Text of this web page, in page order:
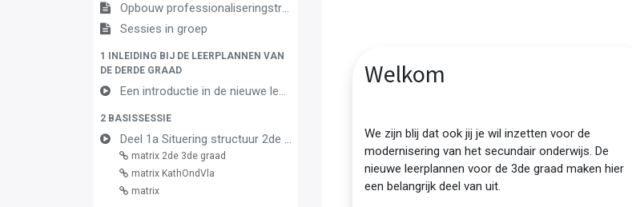
Opbouw professionaliseringstraject
Sessies in groep
1 INLEIDING BIJ DE LEERPLANNEN VAN
DE DERDE GRAAD
Een introductie in de nieuwe leerplannen van de derde graad
2 BASISSESSIE
Deel 1a Situering structuur 2de en 3de graad
matrix 2de 3de graad
matrix KathOndVla
matrix
Welkom
We zijn blij dat ook jij je wil inzetten voor de
modernisering van het secundair onderwijs. De
nieuwe leerplannen voor de 3de graad maken hier
een belangrijk deel van uit.